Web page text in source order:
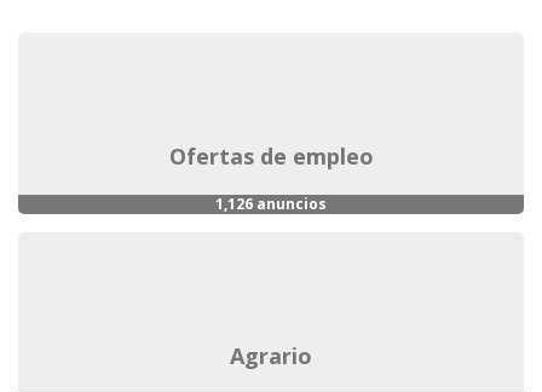
ofertas de empleo
1,126 anuncios
agrario